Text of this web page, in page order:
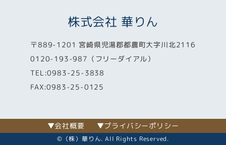
株式会社 華りん
〒889-1201 宮崎県児湯郡都農町大字川北2116
0120-193-987（フリーダイアル）
TEL:0983-25-3838
FAX:0983-25-0125
▼会社概要 ▼プライバシーポリシー
©（株）華りん. All Rights Reserved.